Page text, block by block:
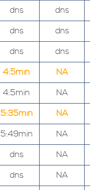
dns dns
dns dns
dns dns
4:5min NA
4:5min NA
5:35min NA
5:49min NA
dns NA
dns NA